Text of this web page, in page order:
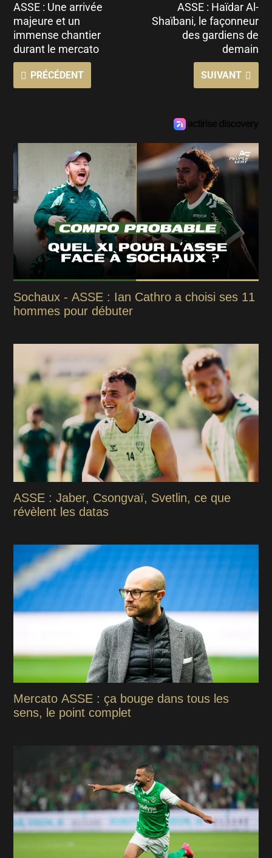
ASSE : Une arrivée
majeure et un
immense chantier
durant le mercato
PRÉCÉDENT
ASSE : Haïdar Al-
Shaïbani, le façonneur
des gardiens de
demain
SUIVANT
Sochaux - ASSE : Ian Cathro a choisi ses 11
hommes pour débuter
ASSE : Jaber, Csongvaï, Svetlin, ce que
révèlent les datas
Mercato ASSE : ça bouge dans tous les
sens, le point complet